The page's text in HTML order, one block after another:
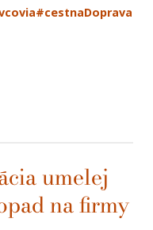
#cestnaDoprava
umelej
na firmy